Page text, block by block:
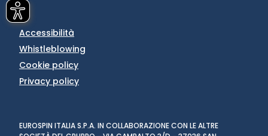
Accessibilità
Whistleblowing
Cookie policy
Privacy policy
EUROSPIN ITALIA S.P.A. IN COLLABORAZIONE CON LE ALTRE